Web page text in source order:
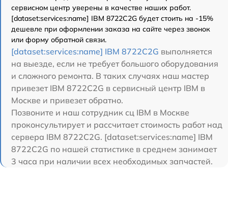
сервисном центр уверены в качестве наших работ.
[dataset:services:name] IBM 8722C2G будет стоить на -15%
дешевле при оформлении заказа на сайте через звонок
или форму обратной связи.
[dataset:services:name] IBM 8722C2G выполняется
на выезде, если не требует большого оборудования
и сложного ремонта. В таких случаях наш мастер
привезет IBM 8722C2G в сервисный центр IBM в
Москве и привезет обратно.
Позвоните и наш сотрудник сц IBM в Москве
проконсультирует и рассчитает стоимость работ над
сервера IBM 8722C2G. [dataset:services:name] IBM
8722C2G по нашей статистике в среднем занимает
3 часа при наличии всех необходимых запчастей.